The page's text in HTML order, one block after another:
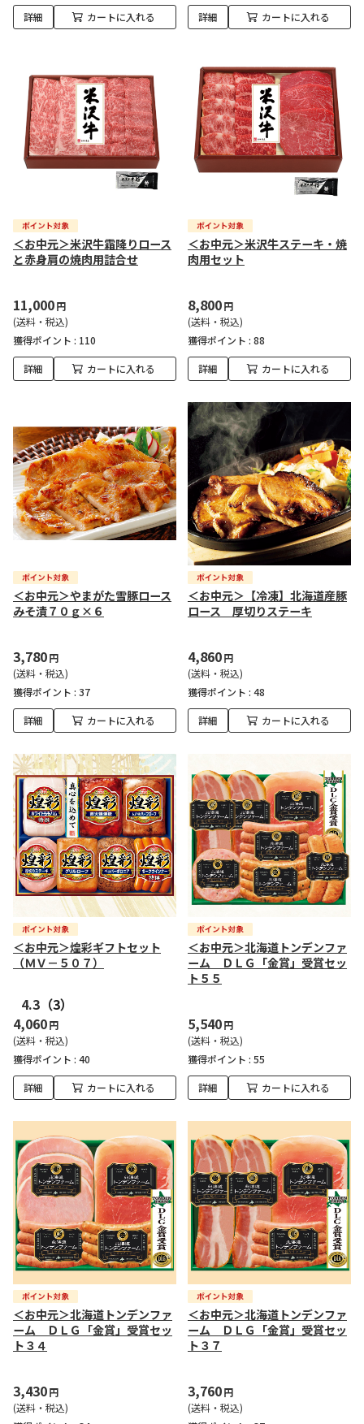
詳細 カートに入れる 詳細 カートに入れる
＜お中元＞米沢牛霜降りロース
と赤身肩の焼肉用詰合せ
11,000円
(送料・税込)
獲得ポイント : 110
詳細 カートに入れる
＜お中元＞米沢牛ステーキ・焼
肉用セット
8,800円
(送料・税込)
獲得ポイント : 88
詳細 カートに入れる
＜お中元＞やまがた雪豚ロース
みそ漬７０ｇ×６
3,780円
(送料・税込)
獲得ポイント : 37
詳細 カートに入れる
＜お中元＞【冷凍】北海道産豚
ロース 厚切りステーキ
4,860円
(送料・税込)
獲得ポイント : 48
詳細 カートに入れる
＜お中元＞煌彩ギフトセット
（ＭＶ－５０７）
4.3 （3）
4,060円
(送料・税込)
獲得ポイント : 40
詳細 カートに入れる
＜お中元＞北海道トンデンファ
ーム ＤＬＧ「金賞」受賞セッ
ト５５
5,540円
(送料・税込)
獲得ポイント : 55
詳細 カートに入れる
＜お中元＞北海道トンデンファ
ーム ＤＬＧ「金賞」受賞セッ
ト３４
3,430円
(送料・税込)
＜お中元＞北海道トンデンファ
ーム ＤＬＧ「金賞」受賞セッ
ト３７
3,760円
(送料・税込)